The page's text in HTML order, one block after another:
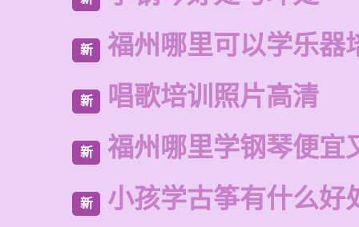
新 福州哪里可以学乐器
新 唱歌培训照片高清
新 福州哪里学钢琴便宜
新 小孩学古筝有什么好